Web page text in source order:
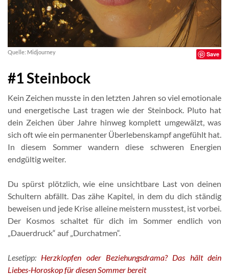
Quelle: Midjourney Save
#1 Steinbock
Kein Zeichen musste in den letzten Jahren so viel emotionale
und energetische Last tragen wie der Steinbock. Pluto hat
dein Zeichen über Jahre hinweg komplett umgewälzt, was
sich oft wie ein permanenter Überlebenskampf angefühlt hat.
In diesem Sommer wandern diese schweren Energien
endgültig weiter.
Du spürst plötzlich, wie eine unsichtbare Last von deinen
Schultern abfällt. Das zähe Kapitel, in dem du dich ständig
beweisen und jede Krise alleine meistern musstest, ist vorbei.
Der Kosmos schaltet für dich im Sommer endlich von
„Dauerdruck“ auf „Durchatmen“.
Lesetipp: Herzklopfen oder Beziehungsdrama? Das hält dein
Liebes-Horoskop für diesen Sommer bereit